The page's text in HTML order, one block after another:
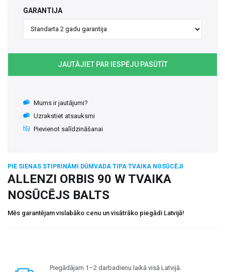
GARANTIJA
JAUTĀJIET PAR IESPĒJU PASŪTĪT
Mums ir jautājumi?
Uzrakstiet atsauksmi
Pievienot salīdzināšanai
PIE SIENAS STIPRINĀMI DŪMVADA TIPA TVAIKA NOSŪCĒJI
ALLENZI ORBIS 90 W TVAIKA
NOSŪCĒJS BALTS
Mēs garantējam vislabāko cenu un visātrāko piegādi Latvijā!
Piegādājam 1–2 darbadienu laikā visā Latvijā.